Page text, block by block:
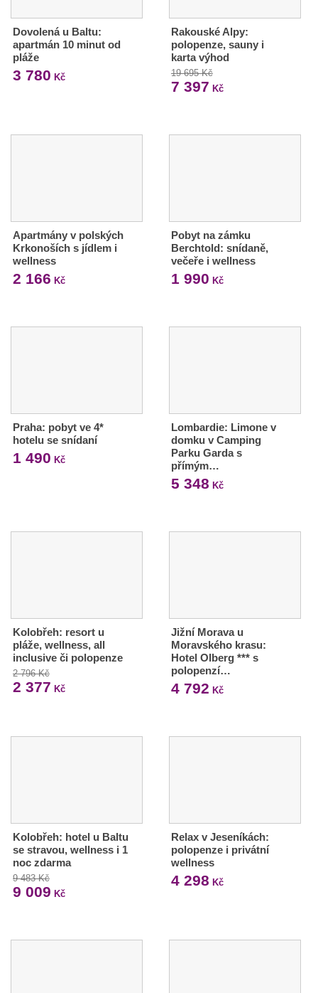
Dovolená u Baltu:
apartmán 10 minut od
pláže
3 780 Kč
Rakouské Alpy:
polopenze, sauny i
karta výhod
19 695 Kč
7 397 Kč
Apartmány v polských
Krkonoších s jídlem i
wellness
2 166 Kč
Pobyt na zámku
Berchtold: snídaně,
večeře i wellness
1 990 Kč
Praha: pobyt ve 4*
hotelu se snídaní
1 490 Kč
Lombardie: Limone v
domku v Camping
Parku Garda s
přímým…
5 348 Kč
Kolobřeh: resort u
pláže, wellness, all
inclusive či polopenze
2 796 Kč
2 377 Kč
Jižní Morava u
Moravského krasu:
Hotel Olberg *** s
polopenzí…
4 792 Kč
Kolobřeh: hotel u Baltu
se stravou, wellness i 1
noc zdarma
9 483 Kč
9 009 Kč
Relax v Jeseníkách:
polopenze i privátní
wellness
4 298 Kč